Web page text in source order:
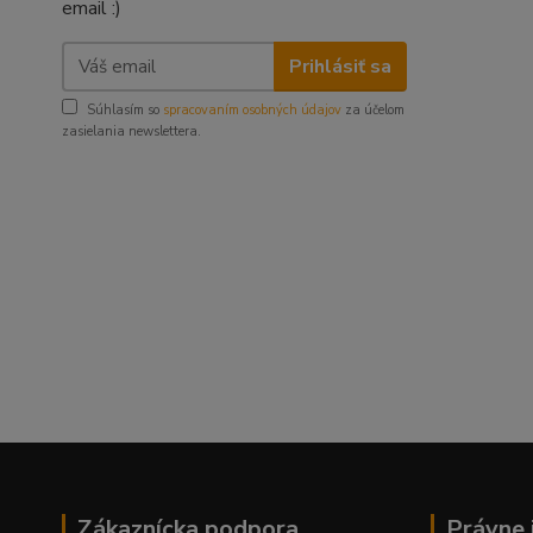
email :)
Prihlásiť sa
Súhlasím so spracovaním osobných údajov za účelom
zasielania newslettera.